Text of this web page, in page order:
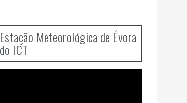
Estação Meteorológica de Évora
do ICT